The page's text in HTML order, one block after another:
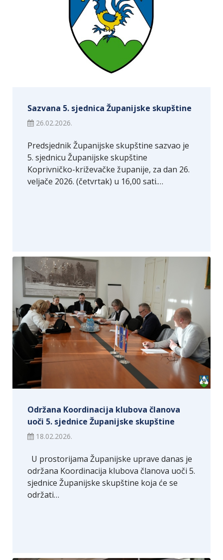
Sazvana 5. sjednica Županijske skupštine
26.02.2026.
Predsjednik Županijske skupštine sazvao je
5. sjednicu Županijske skupštine
Koprivničko-križevačke županije, za dan 26.
veljače 2026. (četvrtak) u 16,00 sati.…
Održana Koordinacija klubova članova
uoči 5. sjednice Županijske skupštine
18.02.2026.
U prostorijama Županijske uprave danas je
održana Koordinacija klubova članova uoči 5.
sjednice Županijske skupštine koja će se
održati…